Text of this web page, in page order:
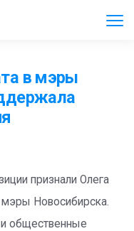
в мэры
признали Олега
мэры Новосибирска.
общественные